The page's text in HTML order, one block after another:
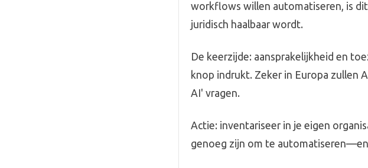
workflows willen automatiseren, is
juridisch haalbaar wordt.
De keerzijde: aansprakelijkheid en
knop indrukt. Zeker in Europa zullen
AI' vragen.
Actie: inventariseer in je eigen
genoeg zijn om te